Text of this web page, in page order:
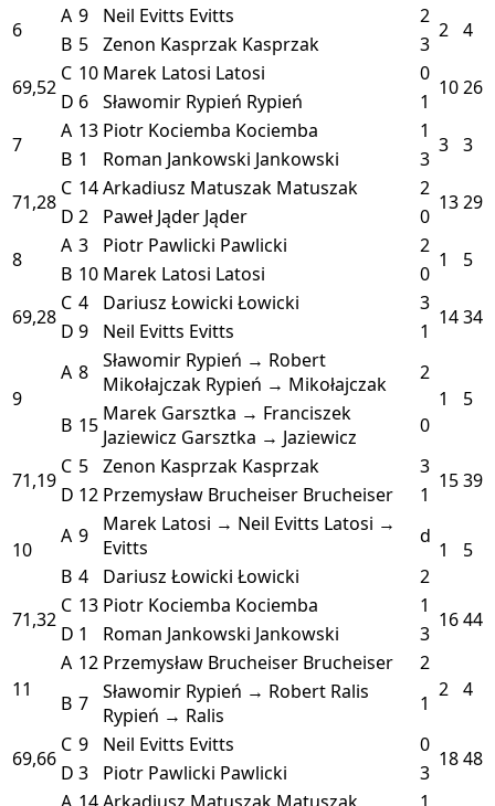
6
A 9 Neil Evitts Evitts 2
2 4
B 5 Zenon Kasprzak Kasprzak
3
69,52
C 10 Marek Latosi Latosi 0
1026
D 6 Sławomir Rypień Rypień
1
7
A 13 Piotr Kociemba Kociemba 1
3 3
B 1 Roman Jankowski Jankowski
3
71,28
C 14Arkadiusz Matuszak Matuszak 2
1329
D 2 Paweł Jąder Jąder
0
8
A 3 Piotr Pawlicki Pawlicki 2
1 5
B 10 Marek Latosi Latosi
0
69,28
C 4 Dariusz Łowicki Łowicki 3
1434
D 9 Neil Evitts Evitts 1
9
A 8 Sławomir Rypień → Robert
Mikołajczak Rypień → Mikołajczak
2
1
5
B 15 Marek Garsztka → Franciszek
Jaziewicz Garsztka → Jaziewicz 0
71,19
C 5 Zenon Kasprzak Kasprzak 3
1539
D 12 Przemysław Brucheiser Brucheiser 1
10
A 9 Marek Latosi → Neil Evitts Latosi →
Evitts
d
1
5
B 4 Dariusz Łowicki Łowicki
2
71,32
C 13 Piotr Kociemba Kociemba 1
1644
D 1 Roman Jankowski Jankowski 3
11
A 12 Przemysław Brucheiser Brucheiser
2
2 4
B 7 Sławomir Rypień → Robert Ralis
Rypień → Ralis
1
69,66
C 9 Neil Evitts Evitts 0
1848
D 3 Piotr Pawlicki Pawlicki
3